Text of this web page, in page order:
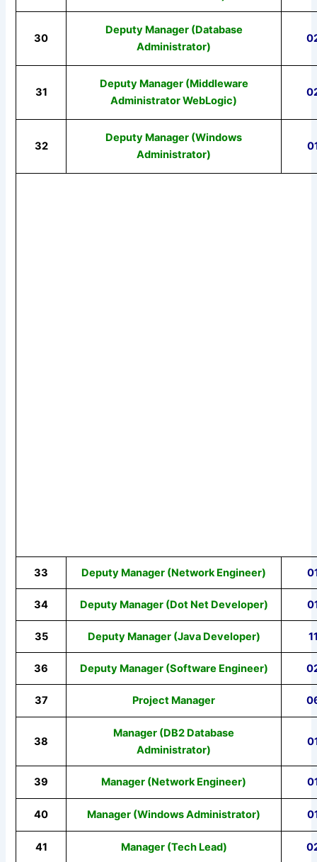
30
Deputy Manager (Database
Administrator)
31
Deputy Manager (Middleware
Administrator WebLogic)
32
Deputy Manager (Windows
Administrator)
33 Deputy Manager (Network Engineer)
34 Deputy Manager (Dot Net Developer)
35 Deputy Manager (Java Developer)
36 Deputy Manager (Software Engineer)
37 Project Manager
38
Manager (DB2 Database
Administrator)
39 Manager (Network Engineer)
40 Manager (Windows Administrator)
41 Manager (Tech Lead)